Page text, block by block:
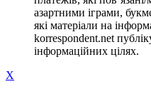
азартними іграми,
які матеріали на
korrespondent.net
інформаційних цілях.
X